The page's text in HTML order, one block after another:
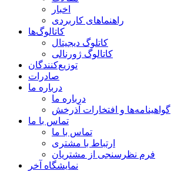
اخبار
راهنماهای کاربردی
کاتالوگ‌ها
کاتلوگ دیجیتال
کاتالوگ ژورنالی
توزیع‌کنندگان
صادرات
درباره ما
درباره ما
گواهینامه‌ها و افتخارات آذرخش
تماس با ما
تماس با ما
ارتباط با مشتری
فرم نظرسنجی از مشتریان
نمایشگاه‌ آخر